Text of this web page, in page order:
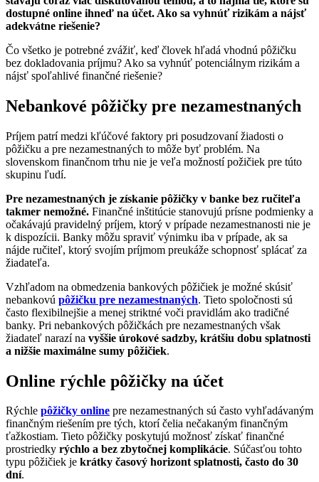
dostupné online ihneď na účet. Ako sa vyhnúť rizikám a nájsť
adekvátne riešenie?
Čo všetko je potrebné zvážiť, keď človek hľadá vhodnú pôžičku
bez dokladovania príjmu? Ako sa vyhnúť potenciálnym rizikám a
nájsť spoľahlivé finančné riešenie?
Nebankové pôžičky pre nezamestnaných
Príjem patrí medzi kľúčové faktory pri posudzovaní žiadosti o
pôžičku a pre nezamestnaných to môže byť problém. Na
slovenskom finančnom trhu nie je veľa možností požičiek pre túto
skupinu ľudí.
Pre nezamestnaných je získanie pôžičky v banke bez ručiteľa
takmer nemožné. Finančné inštitúcie stanovujú prísne podmienky a
očakávajú pravidelný príjem, ktorý v prípade nezamestnanosti nie je
k dispozícii. Banky môžu spraviť výnimku iba v prípade, ak sa
nájde ručiteľ, ktorý svojím príjmom preukáže schopnosť splácať za
žiadateľa.
Vzhľadom na obmedzenia bankových pôžičiek je možné skúsiť
nebankovú pôžičku pre nezamestnaných. Tieto spoločnosti sú
často flexibilnejšie a menej striktné voči pravidlám ako tradičné
banky. Pri nebankových pôžičkách pre nezamestnaných však
žiadateľ narazí na vyššie úrokové sadzby, krátšiu dobu splatnosti
a nižšie maximálne sumy pôžičiek.
Online rýchle pôžičky na účet
Rýchle pôžičky online pre nezamestnaných sú často vyhľadávaným
finančným riešením pre tých, ktorí čelia nečakaným finančným
ťažkostiam. Tieto pôžičky poskytujú možnosť získať finančné
prostriedky rýchlo a bez zbytočnej komplikácie. Súčasťou tohto
typu pôžičiek je krátky časový horizont splatnosti, často do 30
dní.